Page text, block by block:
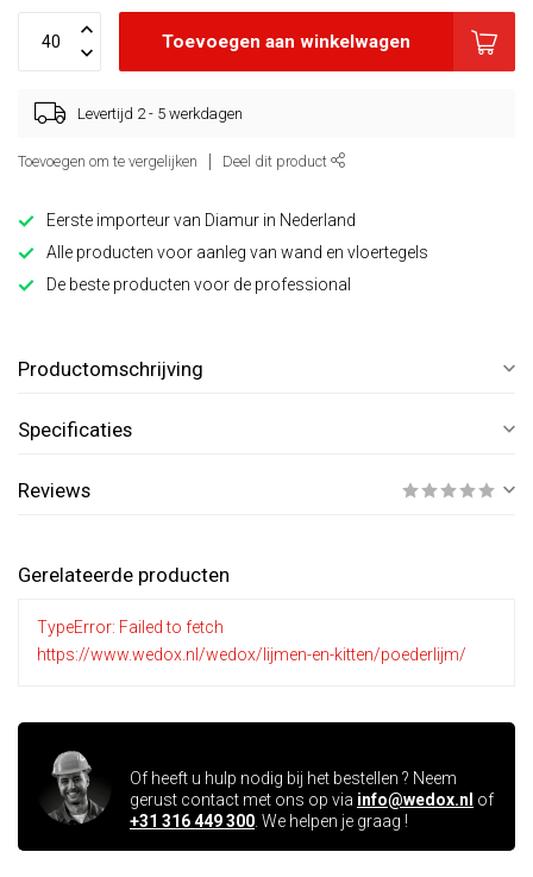
Toevoegen aan winkelwagen
Levertijd 2 - 5 werkdagen
Toevoegen om te vergelijken Deel dit product
Eerste importeur van Diamur in Nederland
Alle producten voor aanleg van wand en vloertegels
De beste producten voor de professional
Productomschrijving
Specificaties
Reviews
Gerelateerde producten
TypeError: Failed to fetch
https://www.wedox.nl/wedox/lijmen-en-kitten/poederlijm/
Of heeft u hulp nodig bij het bestellen ? Neem
gerust contact met ons op via info@wedox.nl of
+31 316 449 300 . We helpen je graag !